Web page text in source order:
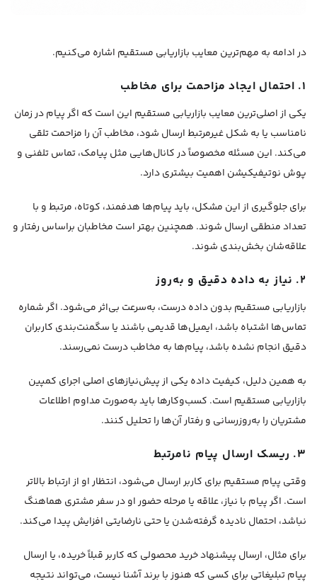
در ادامه به مهم‌ترین معایب بازاریابی مستقیم اشاره می‌کنیم.
۱. احتمال ایجاد مزاحمت برای مخاطب
یکی از اصلی‌ترین معایب بازاریابی مستقیم این است که اگر پیام در زمان
نامناسب یا به شکل غیرمرتبط ارسال شود، مخاطب آن را مزاحمت تلقی
می‌کند. این مسئله مخصوصاً در کانال‌هایی مثل پیامک، تماس تلفنی و
پوش نوتیفیکیشن اهمیت بیشتری دارد.
برای جلوگیری از این مشکل، باید پیام‌ها هدفمند، کوتاه، مرتبط و با
تعداد منطقی ارسال شوند. همچنین بهتر است مخاطبان براساس رفتار و
علاقه‌شان بخش‌بندی شوند.
۲. نیاز به داده دقیق و به‌روز
بازاریابی مستقیم بدون داده درست، به‌سرعت بی‌اثر می‌شود. اگر شماره
تماس‌ها اشتباه باشد، ایمیل‌ها قدیمی باشند یا سگمنت‌بندی کاربران
دقیق انجام نشده باشد، پیام‌ها به مخاطب درست نمی‌رسند.
به همین دلیل، کیفیت داده یکی از پیش‌نیازهای اصلی اجرای کمپین
بازاریابی مستقیم است. کسب‌وکارها باید به‌صورت مداوم اطلاعات
مشتریان را به‌روزرسانی و رفتار آن‌ها را تحلیل کنند.
۳. ریسک ارسال پیام نامرتبط
وقتی پیام مستقیم برای کاربر ارسال می‌شود، انتظار او از ارتباط بالاتر
است. اگر پیام با نیاز، علاقه یا مرحله حضور او در سفر مشتری هماهنگ
نباشد، احتمال نادیده گرفته‌شدن یا حتی نارضایتی افزایش پیدا می‌کند.
برای مثال، ارسال پیشنهاد خرید محصولی که کاربر قبلاً خریده، یا ارسال
پیام تبلیغاتی برای کسی که هنوز با برند آشنا نیست، می‌تواند نتیجه